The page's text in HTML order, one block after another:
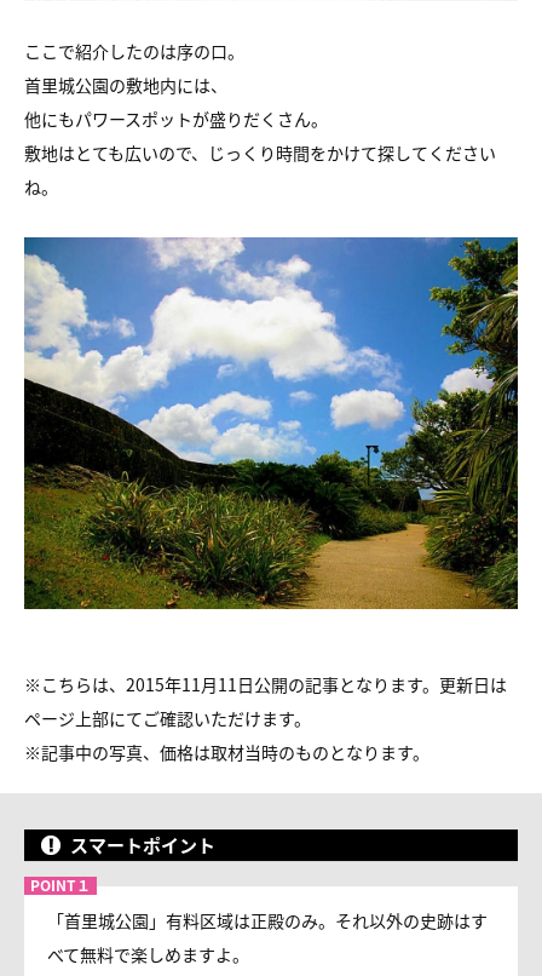
ここで紹介したのは序の口。
首里城公園の敷地内には、
他にもパワースポットが盛りだくさん。
敷地はとても広いので、じっくり時間をかけて探してください
ね。
※こちらは、2015年11月11日公開の記事となります。更新日は
ページ上部にてご確認いただけます。
※記事中の写真、価格は取材当時のものとなります。
スマートポイント
「首里城公園」有料区域は正殿のみ。それ以外の史跡はす
べて無料で楽しめますよ。